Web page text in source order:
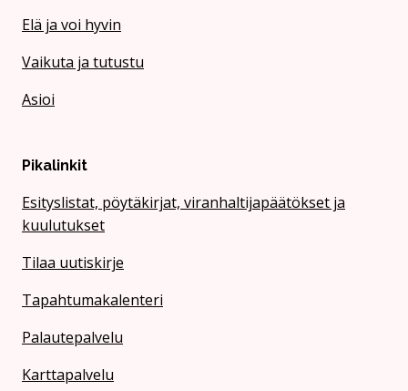
Elä ja voi hyvin
Vaikuta ja tutustu
Asioi
Pikalinkit
Esityslistat, pöytäkirjat, viranhaltijapäätökset ja
kuulutukset
Tilaa uutiskirje
Tapahtumakalenteri
Palautepalvelu
Karttapalvelu